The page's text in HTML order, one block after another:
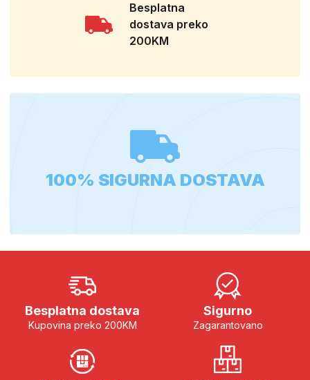
Besplatna
dostava preko
200KM
100% SIGURNA DOSTAVA
Besplatna dostava
Kupovina preko 200KM
Sigurno
Zagarantovano